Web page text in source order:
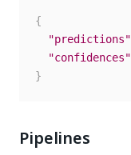
{
"predictions"
"confidences"
}
Pipelines